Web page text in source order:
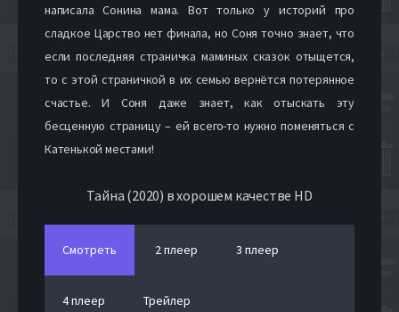
написала Сонина мама. Вот только у историй про
сладкое Царство нет финала, но Соня точно знает, что
если последняя страничка маминых сказок отыщется,
то с этой страничкой в их семью вернётся потерянное
счастье. И Соня даже знает, как отыскать эту
бесценную страницу – ей всего-то нужно поменяться с
Катенькой местами!
Тайна (2020) в хорошем качестве HD
Смотреть 2 плеер 3 плеер
4 плеер Трейлер